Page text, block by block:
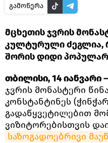
გამოწერა
მცხეთის ჯვრის
კულტურული ძეგლია,
შორის დიდი
თბილისი, 14 იანვარი
ჯვრის მონასტერი
კონსტანტინეს
გადაწყვეტილებით
ვიზიტორებისთვის
საზოგადოებრივი